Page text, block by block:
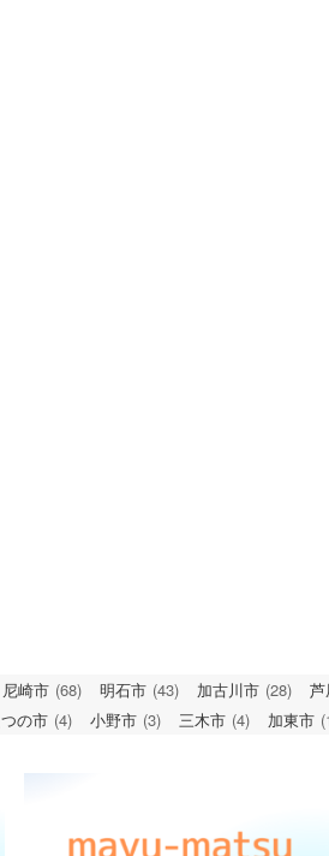
尼崎市 (68) 明石市 (43) 加古川市 (28)
の市 (4) 小野市 (3) 三木市 (4) 加東市